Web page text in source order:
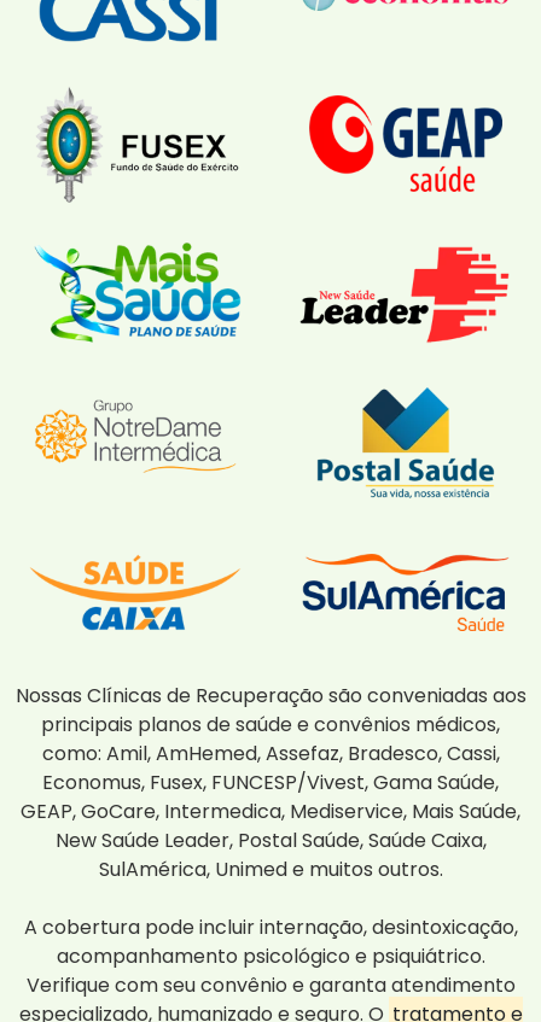
Nossas Clínicas de Recuperação são conveniadas aos
principais planos de saúde e convênios médicos,
como: Amil, AmHemed, Assefaz, Bradesco, Cassi,
Economus, Fusex, FUNCESP/Vivest, Gama Saúde,
GEAP, GoCare, Intermedica, Mediservice, Mais Saúde,
New Saúde Leader, Postal Saúde, Saúde Caixa,
SulAmérica, Unimed e muitos outros.
A cobertura pode incluir internação, desintoxicação,
acompanhamento psicológico e psiquiátrico.
Verifique com seu convênio e garanta atendimento
especializado, humanizado e seguro. O tratamento e